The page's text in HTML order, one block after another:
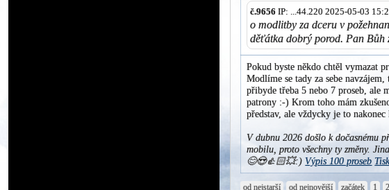
č.9656 IP: ...44.220 2025-05-03
o modlitby za dceru v
děťátka dobrý porod. Pan Bůh
Pokud byste někdo chtěl vymazat
Modlíme se tady za sebe
přibyde třeba 5 nebo 7 proseb, ale
patrony :-) Krom toho mám
představ, ale vždycky je to
V dubnu 2026 došlo k dočasnému
mobilu, proto všechny ty změny.
😊😍👍🏻💥:) Výpis 100 proseb
od nejstarší od nejnovější začátek 1 2